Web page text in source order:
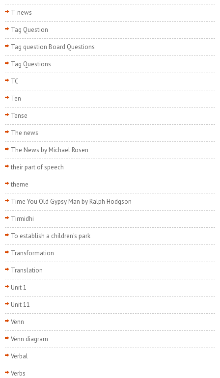
T-news
Tag Question
Tag question Board Questions
Tag Questions
TC
Ten
Tense
The news
The News by Michael Rosen
their part of speech
theme
Time You Old Gypsy Man by Ralph Hodgson
Tirmidhi
To establish a children's park
Transformation
Translation
Unit 1
Unit 11
Venn
Venn diagram
Verbal
Verbs